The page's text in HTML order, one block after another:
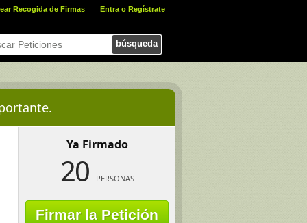
Recogida de Firmas Entra o Regístrate
búsqueda
Ya Firmado
20 PERSONAS
Firmar la Petición